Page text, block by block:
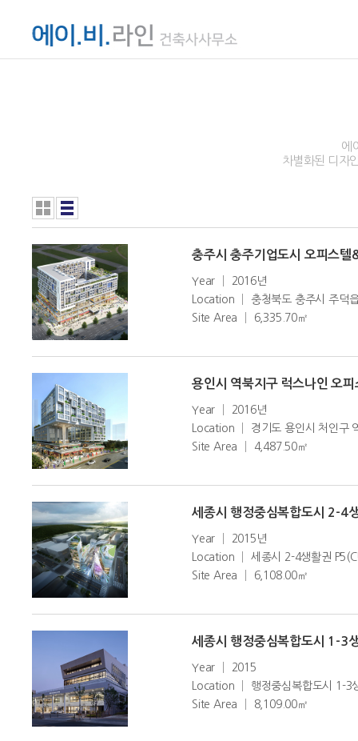
에
차별화된 디자
충주시 충주기업도시 오피스텔
Year │ 2016년
Location │ 충청북도 충주시 주덕
Site Area │ 6,335.70㎡
용인시 역북지구 럭스나인 오
Year │ 2016년
Location │ 경기도 용인시 처인구
Site Area │ 4,487.50㎡
세종시 행정중심복합도시 2-4
Year │ 2015년
Location │ 세종시 2-4생활권
Site Area │ 6,108.00㎡
세종시 행정중심복합도시 1-3
Year │ 2015
Location │ 행정중심복합도시 1-3
Site Area │ 8,109.00㎡